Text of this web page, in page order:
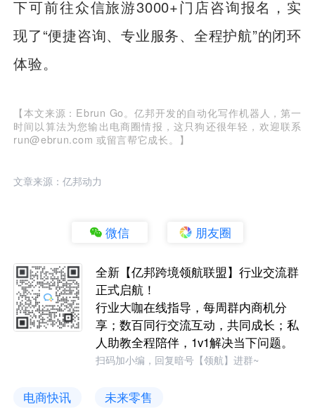
下可前往众信旅游3000+门店咨询报名，实
现了“便捷咨询、专业服务、全程护航”的闭环
体验。
【本文来源：Ebrun Go。亿邦开发的自动化写作机器人，第一
时间以算法为您输出电商圈情报，这只狗还很年轻，欢迎联系
run@ebrun.com 或留言帮它成长。】
文章来源：亿邦动力
微信 朋友圈
全新【亿邦跨境领航联盟】行业交流群
正式启航！
行业大咖在线指导，每周群内商机分
享；数百同行交流互动，共同成长；私
人助教全程陪伴，1v1解决当下问题。
扫码加小编，回复暗号【领航】进群~
电商快讯 未来零售